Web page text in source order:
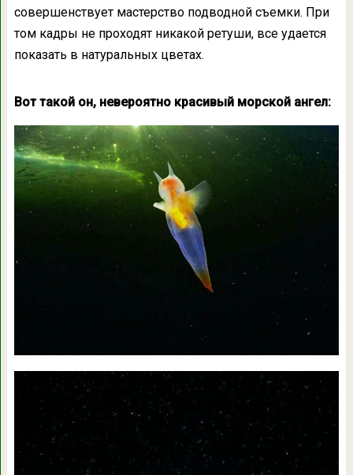
совершенствует мастерство подводной съемки. При
том кадры не проходят никакой ретуши, все удается
показать в натуральных цветах.
Вот такой он, невероятно красивый морской ангел: